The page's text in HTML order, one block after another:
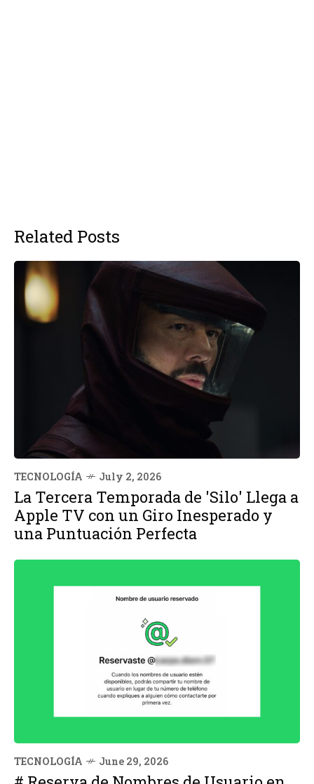
Related Posts
TECNOLOGÍA July 2, 2026
La Tercera Temporada de 'Silo' Llega a
Apple TV con un Giro Inesperado y
una Puntuación Perfecta
TECNOLOGÍA June 29, 2026